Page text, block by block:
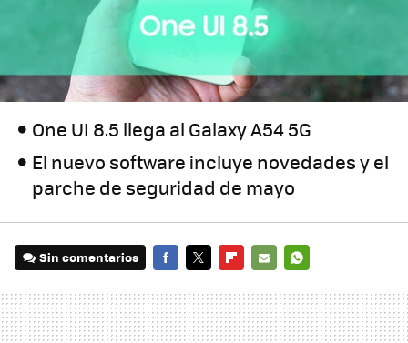
One UI 8.5 llega al Galaxy A54 5G
El nuevo software incluye novedades y el
parche de seguridad de mayo
Sin comentarios
MAIL